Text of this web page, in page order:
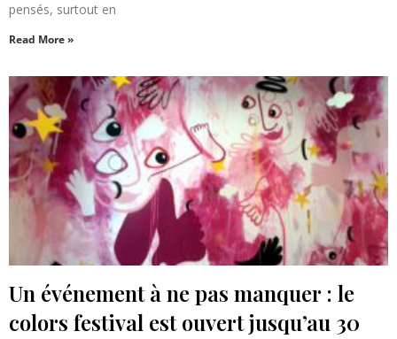
pensés, surtout en
Read More »
Un événement à ne pas manquer : le
colors festival est ouvert jusqu’au 30